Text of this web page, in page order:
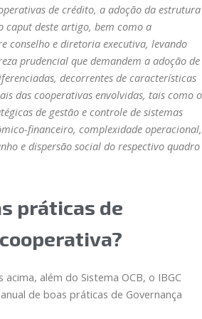
de crédito, a adoção da estrutura
deste artigo, bem como a
conselho e diretoria executiva, levando
prudencial que demandem a adoção de
decorrentes de características
das cooperativas envolvidas, tais como o
de gestão e controle de sistemas
financeiro, complexidade operacional,
e dispersão social do respectivo quadro
práticas de
além do Sistema OCB, o IBGC
de boas práticas de Governança